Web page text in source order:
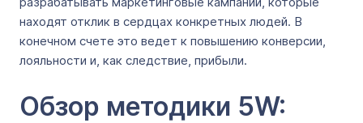
находят отклик в сердцах конкретных людей. В
конечном счете это ведет к повышению конверсии,
лояльности и, как следствие, прибыли.
Обзор методики 5W: